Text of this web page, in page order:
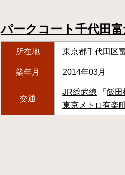
パークコート千代田
所在地 東京都千代田区
築年月 2014年03月
交通
JR総武線 「 飯田
東京メトロ有楽